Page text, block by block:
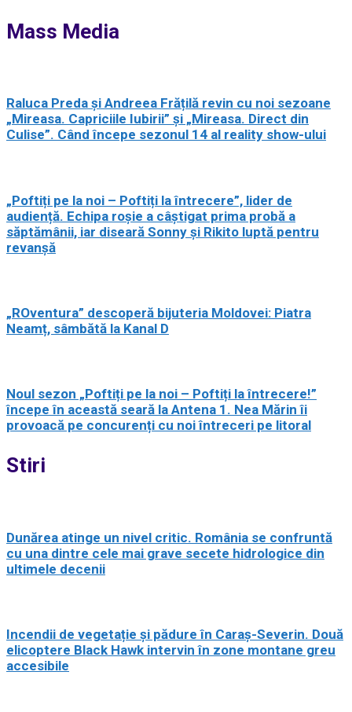
Mass Media
Raluca Preda și Andreea Frățilă revin cu noi sezoane
„Mireasa. Capriciile Iubirii” și „Mireasa. Direct din
Culise”. Când începe sezonul 14 al reality show-ului
„Poftiți pe la noi – Poftiți la întrecere”, lider de
audiență. Echipa roșie a câștigat prima probă a
săptămânii, iar diseară Sonny și Rikito luptă pentru
revanșă
„ROventura” descoperă bijuteria Moldovei: Piatra
Neamț, sâmbătă la Kanal D
Noul sezon „Poftiți pe la noi – Poftiți la întrecere!”
începe în această seară la Antena 1. Nea Mărin îi
provoacă pe concurenți cu noi întreceri pe litoral
Stiri
Dunărea atinge un nivel critic. România se confruntă
cu una dintre cele mai grave secete hidrologice din
ultimele decenii
Incendii de vegetație și pădure în Caraș-Severin. Două
elicoptere Black Hawk intervin în zone montane greu
accesibile